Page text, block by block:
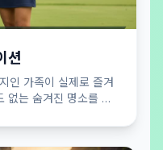
션
인 가족이 실제로 즐겨
없는 숨겨진 명소를 큐